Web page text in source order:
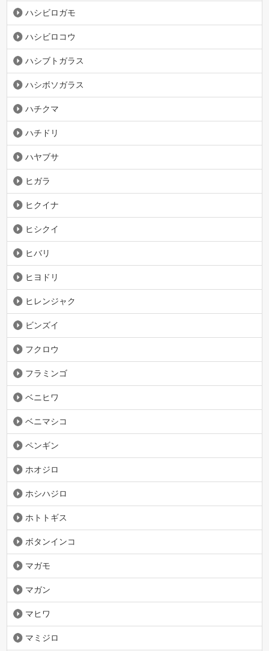
ハシビロガモ
ハシビロコウ
ハシブトガラス
ハシボソガラス
ハチクマ
ハチドリ
ハヤブサ
ヒガラ
ヒクイナ
ヒシクイ
ヒバリ
ヒヨドリ
ヒレンジャク
ビンズイ
フクロウ
フラミンゴ
ベニヒワ
ベニマシコ
ペンギン
ホオジロ
ホシハジロ
ホトトギス
ボタンインコ
マガモ
マガン
マヒワ
マミジロ